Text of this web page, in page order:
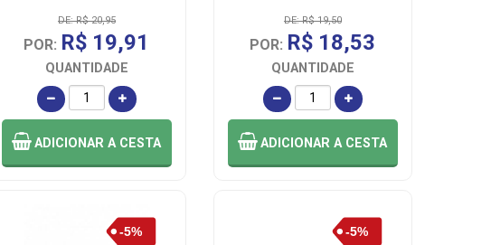
DE: R$ 20,95
POR: R$ 19,91
QUANTIDADE
ADICIONARA CESTA
DE: R$ 19,50
POR: R$ 18,53
QUANTIDADE
ADICIONARA CESTA